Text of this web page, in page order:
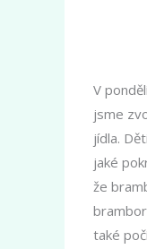
V
jsme
jídla.
jaké
že
také